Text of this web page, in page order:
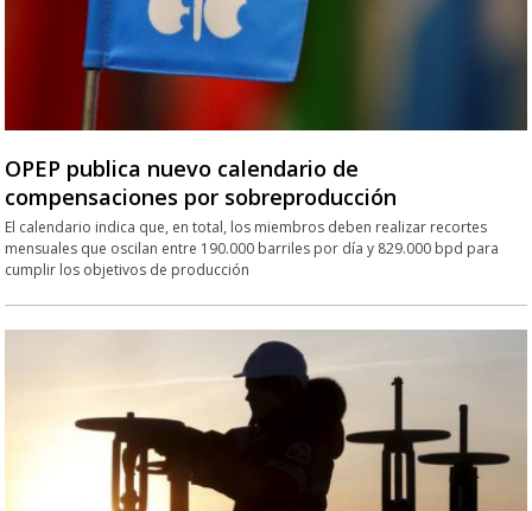
OPEP publica nuevo calendario de
compensaciones por sobreproducción
El calendario indica que, en total, los miembros deben realizar recortes
mensuales que oscilan entre 190.000 barriles por día y 829.000 bpd para
cumplir los objetivos de producción